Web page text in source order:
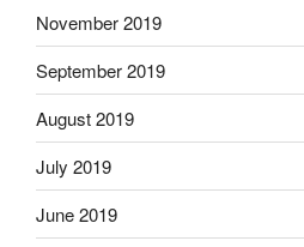
November 2019
September 2019
August 2019
July 2019
June 2019